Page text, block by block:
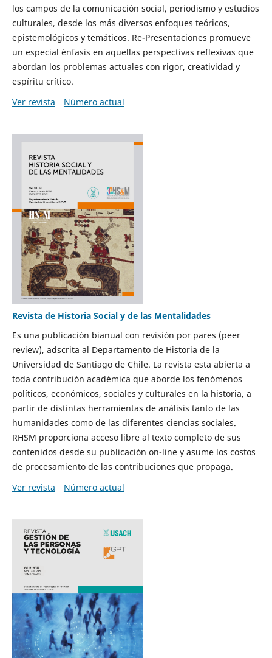
los campos de la comunicación social, periodismo y estudios
culturales, desde los más diversos enfoques teóricos,
epistemológicos y temáticos. Re-Presentaciones promueve
un especial énfasis en aquellas perspectivas reflexivas que
abordan los problemas actuales con rigor, creatividad y
espíritu crítico.
Ver revista
Número actual
Revista de Historia Social y de las Mentalidades
Es una publicación bianual con revisión por pares (peer
review), adscrita al Departamento de Historia de la
Universidad de Santiago de Chile. La revista esta abierta a
toda contribución académica que aborde los fenómenos
políticos, económicos, sociales y culturales en la historia, a
partir de distintas herramientas de análisis tanto de las
humanidades como de las diferentes ciencias sociales.
RHSM proporciona acceso libre al texto completo de sus
contenidos desde su publicación on-line y asume los costos
de procesamiento de las contribuciones que propaga.
Ver revista
Número actual